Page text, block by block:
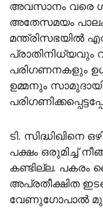
അവസാനം വരെ
അതേസമയം
മന്ത്രിസഭയില്‍
പ്രാതിനിധ്യവും
പരിഗണനകളും
ഉമ്മനും
ടി. സിദ്ധിഖിനെ
പക്ഷം ഒരുമിച്ച്
കണ്ടില്ല. പകരം
അപ്രതീക്ഷിത
വേണുഗോപാല്‍